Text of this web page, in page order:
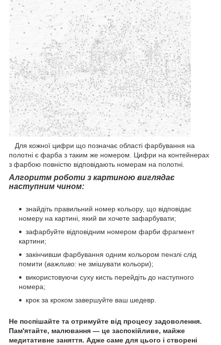
Для кожної цифри що позначає області фарбування на
полотні є фарба з таким же номером. Цифри на контейнерах
з фарбою повністю відповідають номерам на полотні.
Алгоритм роботи з картиною виглядає
наступним чином:
знайдіть правильний номер кольору, що відповідає
номеру на картині, який ви хочете зафарбувати;
зафарбуйте відповідним номером фарби фрагмент
картини;
закінчивши фарбування одним кольором пензлі слід
помити (важливо: не змішувати кольори);
використовуючи суху кисть перейдіть до наступного
номера;
крок за кроком завершуйте ваш шедевр.
Не поспішайте та отримуйте від процесу задоволення.
Пам'ятайте, малювання — це заспокійливе, майже
медитативне заняття. Адже саме для цього і створені